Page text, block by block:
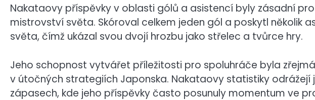
Nakataovy příspěvky v oblasti gólů a asistencí byly zásadní
mistrovství světa. Skóroval celkem jeden gól a poskytl několik
světa, čímž ukázal svou dvojí hrozbu jako střelec a tvůrce hry.
Jeho schopnost vytvářet příležitosti pro spoluhráče byla
v útočných strategiích Japonska. Nakataovy statistiky odrážejí
zápasech, kde jeho příspěvky často posunuly momentum ve